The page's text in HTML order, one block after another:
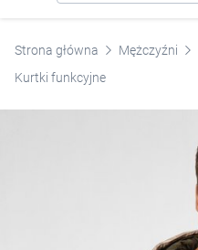
Strona główna Mężczyźni
Kurtki funkcyjne